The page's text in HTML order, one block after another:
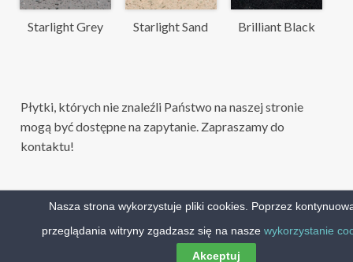
Starlight Grey Starlight Sand Brilliant Black
Płytki, których nie znaleźli Państwo na naszej stronie
mogą być dostępne na zapytanie. Zapraszamy do
kontaktu!
Brial Warszawa © 2026
Nasza strona wykorzystuje pliki cookies. Poprzez
przeglądania witryny zgadzasz się na nasze wykorzystanie
Akceptuj